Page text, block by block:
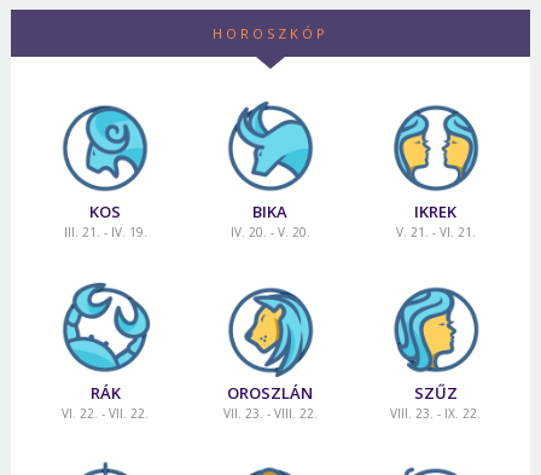
HOROSZKÓP
KOS
III. 21. - IV. 19.
BIKA
IV. 20. - V. 20.
IKREK
V. 21. - VI. 21.
RÁK
VI. 22. - VII. 22.
OROSZLÁN
VII. 23. - VIII. 22.
SZŰZ
VIII. 23. - IX. 22.